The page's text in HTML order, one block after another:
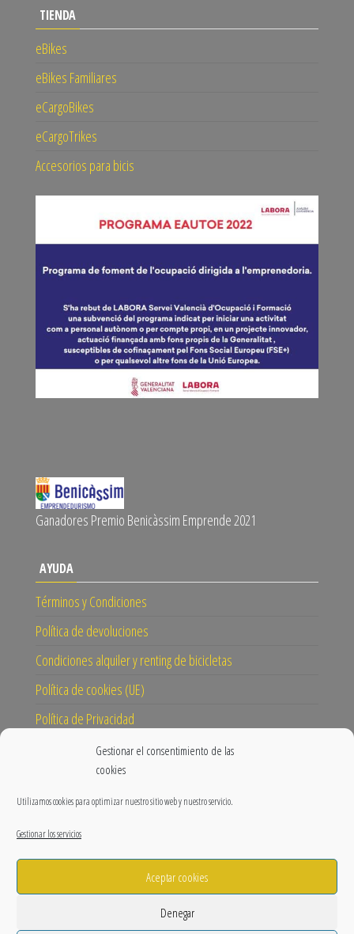
Gestionar el consentimiento de las
cookies
Utilizamos cookies para optimizar nuestro sitio web y nuestro servicio.
Gestionar los servicios
Aceptar cookies
Denegar
TIENDA
eBikes
eBikes Familiares
eCargoBikes
eCargoTrikes
Accesorios para bicis
Ganadores Premio Benicàssim Emprende 2021
AYUDA
Términos y Condiciones
Política de devoluciones
Condiciones alquiler y renting de bicicletas
Política de cookies (UE)
Política de Privacidad
Instagram
Facebook
Blog